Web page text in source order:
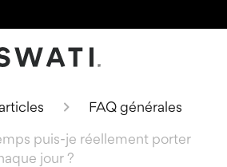
FAQ générales
puis-je réellement porter
jour ?